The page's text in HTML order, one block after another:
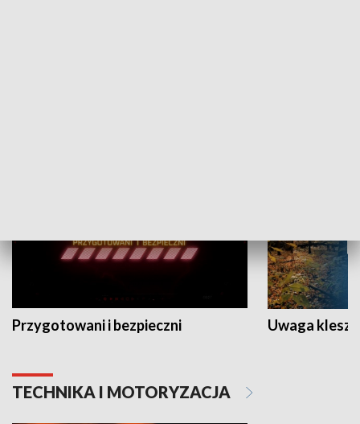
Przygotowani i bezpieczni Uwaga
TECHNIKA I MOTORYZACJA